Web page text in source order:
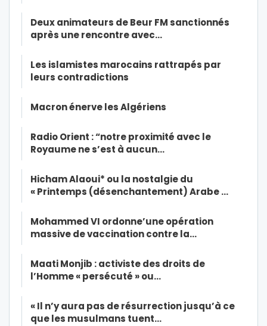
Deux animateurs de Beur FM sanctionnés
après une rencontre avec…
Les islamistes marocains rattrapés par
leurs contradictions
Macron énerve les Algériens
Radio Orient : “notre proximité avec le
Royaume ne s’est à aucun…
Hicham Alaoui* ou la nostalgie du
« Printemps (désenchantement) Arabe …
Mohammed VI ordonne’une opération
massive de vaccination contre la…
Maati Monjib : activiste des droits de
l’Homme « persécuté » ou…
« Il n’y aura pas de résurrection jusqu’à ce
que les musulmans tuent…